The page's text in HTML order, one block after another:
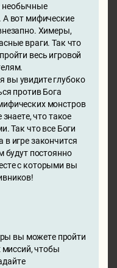
необычные
А вот мифические
Химеры,
враги. Так что
весь игровой
вы увидите глубоко
против Бога
монстров
что такое
Так что все Боги
игре закончится
будут постоянно
с которыми вы
вы можете пройти
миссий, чтобы